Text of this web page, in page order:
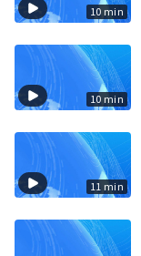
10 min
10 min
11 min